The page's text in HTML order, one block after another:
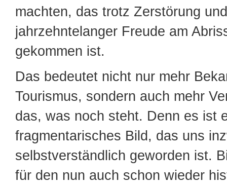
machten, das trotz Zerstörung und
jahrzehntelanger Freude am
gekommen ist.
Das bedeutet nicht nur mehr
Tourismus, sondern auch mehr
das, was noch steht. Denn es ist
fragmentarisches Bild, das uns
selbstverständlich geworden ist.
für den nun auch schon wieder